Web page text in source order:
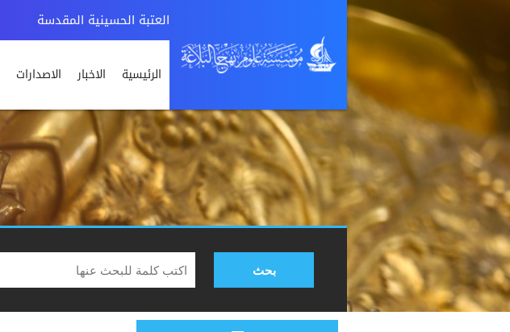
العتبة الحسينية المقدسة
الرئيسية الاخبار الاصدارات
بحث